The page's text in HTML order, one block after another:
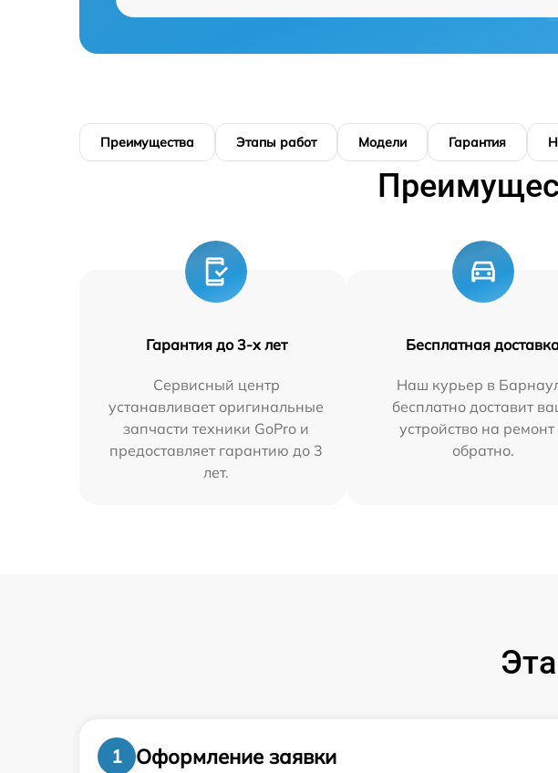
Преимущества Этапы работ Модели Гарантия
Гарантия до 3-х лет
Сервисный центр
устанавливает оригинальные
запчасти техники GoPro и
предоставляет гарантию до 3
лет.
Бесплатная
Наш курьер в
бесплатно доставит
устройство на ремонт
обратно.
1
Оформление заявки